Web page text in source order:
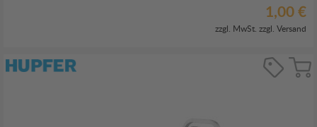
1,00 €
zzgl. MwSt. zzgl. Versand